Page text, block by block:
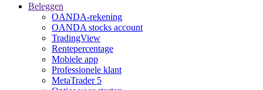
Beleggen
OANDA-rekening
OANDA stocks account
TradingView
Rentepercentage
Mobiele app
Professionele klant
MetaTrader 5